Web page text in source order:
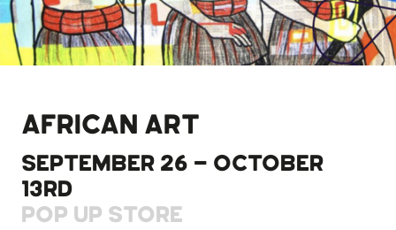
AFRICAN ART
SEPTEMBER 26 - OCTOBER
13RD
POP UP STORE